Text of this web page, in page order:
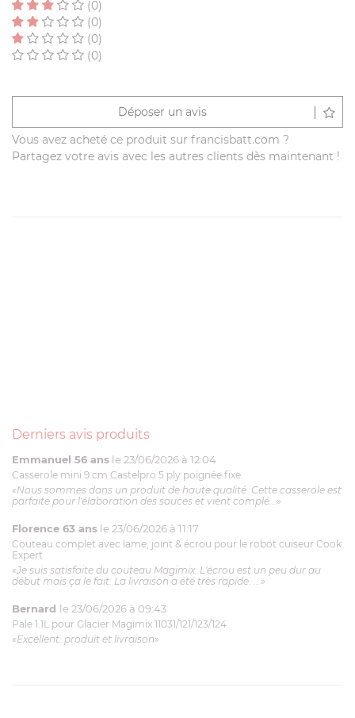
(0)
(0)
(0)
(0)
Déposer un avis
Vous avez acheté ce produit sur francisbatt.com ?
Partagez votre avis avec les autres clients dès maintenant !
Derniers avis produits
Emmanuel 56 ans le 23/06/2026 à 12:04
Casserole mini 9 cm Castelpro 5 ply poignée fixe
«Nous sommes dans un produit de haute qualité. Cette casserole est
parfaite pour l'élaboration des sauces et vient complé...»
Florence 63 ans le 23/06/2026 à 11:17
Couteau complet avec lame, joint & écrou pour le robot cuiseur Cook
Expert
«Je suis satisfaite du couteau Magimix. L'écrou est un peu dur au
début mais ça le fait. La livraison a été très rapide. ...»
Bernard le 23/06/2026 à 09:43
Pale 1.1L pour Glacier Magimix 11031/121/123/124
«Excellent: produit et livraison»